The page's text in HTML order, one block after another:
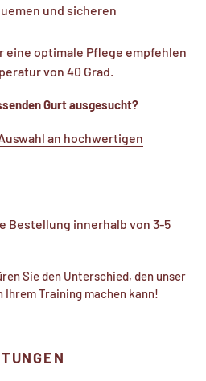
und sicheren
eine optimale Pflege empfehlen
von 40 Grad.
Gurt ausgesucht?
an hochwertigen
Bestellung innerhalb von 3-5
Sie den Unterschied, den unser
Ihrem Training machen kann!